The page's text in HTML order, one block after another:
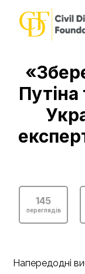
145
переглядів
Напередодні